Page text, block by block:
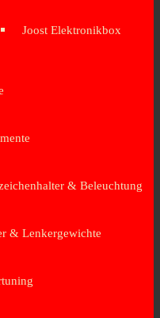
Joost Elektronikbox
& Beleuchtung
& Lenkergewichte